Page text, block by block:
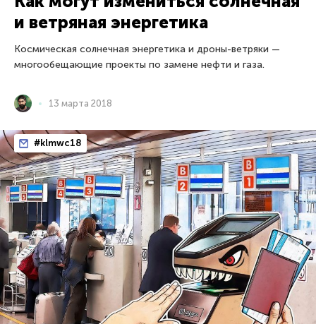
и ветряная энергетика
Космическая солнечная энергетика и дроны-ветряки —
многообещающие проекты по замене нефти и газа.
13 марта 2018
#klmwc18